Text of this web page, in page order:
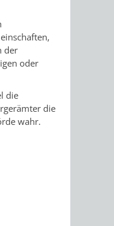
AMT
der
oder
die
die
wahr.